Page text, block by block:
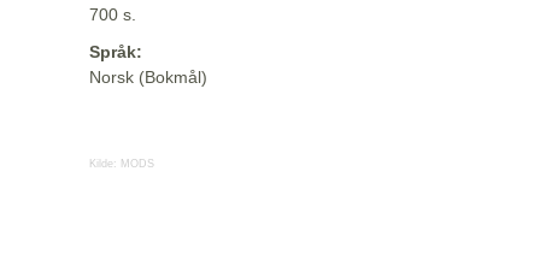
700 s.
Språk:
Norsk (Bokmål)
Kilde: MODS